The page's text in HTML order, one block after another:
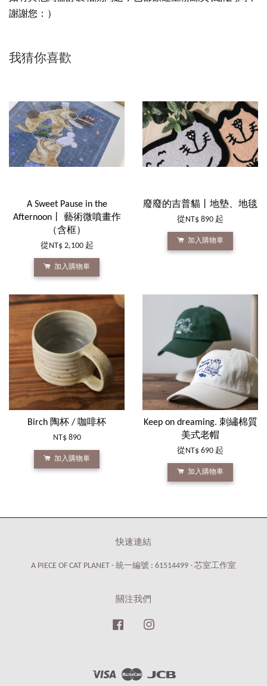
謝謝您：）
我猜你喜歡
A Sweet Pause in the
Afternoon丨 藝術微噴畫作
（含框）
從 NT$ 2,100 起
加入購物車
廢廢的吉普貓丨地墊、地毯
從 NT$ 890 起
加入購物車
Birch 陶杯 / 咖啡杯
NT$ 890
加入購物車
Keep on dreaming. 刺繡棉質
美式老帽
從 NT$ 690 起
加入購物車
快速連結
A PIECE OF CAT PLANET - 統一編號 : 61514499 - 芯室工作室
關注我們
Facebook
Visa Master